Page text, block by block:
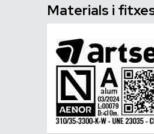
Materials i